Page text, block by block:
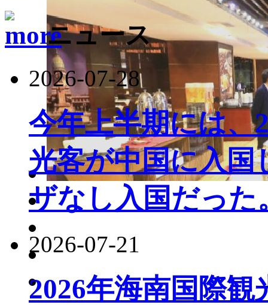
ニュース
2026-07-28
今年上半期には、
光客が中国に入国
ザなし入国だった
2026-07-21
2026年海南国際